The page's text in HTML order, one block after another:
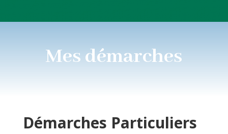
Mes démarches
Démarches Particuliers